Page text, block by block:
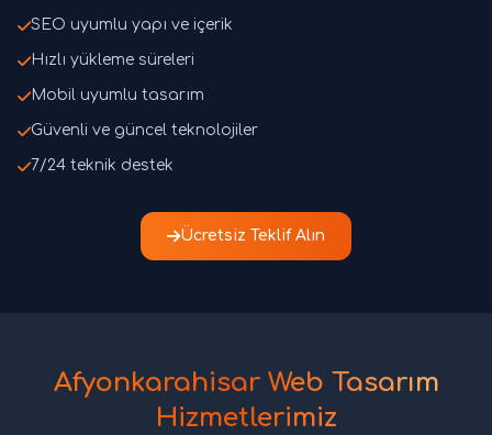
SEO uyumlu yapı ve içerik
Hızlı yükleme süreleri
Mobil uyumlu tasarım
Güvenli ve güncel teknolojiler
7/24 teknik destek
Ücretsiz Teklif Alın
Afyonkarahisar Web Tasarım
Hizmetlerimiz